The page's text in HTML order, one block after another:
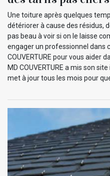
Une toiture après quelques
détériorer à cause des résidus,
pas beau à voir si on le laisse
engager un professionnel dans
COUVERTURE pour vous aider
MD COUVERTURE a mis son
met à jour tous les mois pour